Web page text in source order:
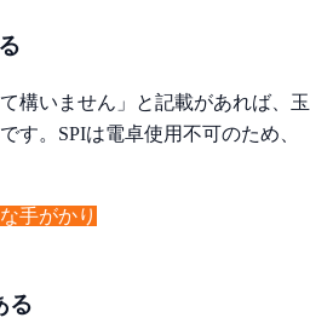
構いません」と記載があれば、玉
す。SPIは電卓使用不可のため、
手がかり
る